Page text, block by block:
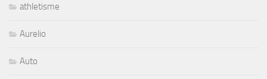
athletisme
Aurelio
Auto